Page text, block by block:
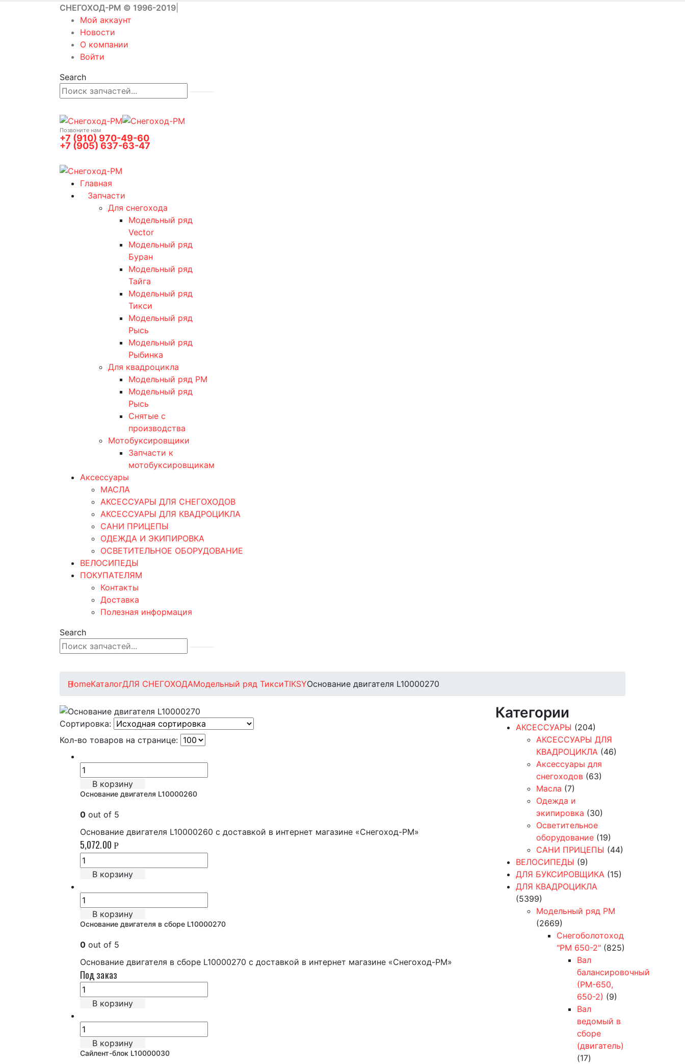
СНЕГОХОД-РМ © 1996-2019
Мой аккаунт
Новости
О компании
Войти
Search
Позвоните нам
+7 (910) 970-49-60
+7 (905) 637-63-47
Главная
Запчасти
Для снегохода
Модельный ряд
Vector
Модельный ряд
Буран
Модельный ряд
Тайга
Модельный ряд
Тикси
Модельный ряд
Рысь
Модельный ряд
Рыбинка
Для квадроцикла
Модельный ряд РМ
Модельный ряд
Рысь
Снятые с
производства
Мотобуксировщики
Запчасти к
мотобуксировщикам
Аксессуары
МАСЛА
АКСЕССУАРЫ ДЛЯ СНЕГОХОДОВ
АКСЕССУАРЫ ДЛЯ КВАДРОЦИКЛА
САНИ ПРИЦЕПЫ
ОДЕЖДА И ЭКИПИРОВКА
ОСВЕТИТЕЛЬНОЕ ОБОРУДОВАНИЕ
ВЕЛОСИПЕДЫ
ПОКУПАТЕЛЯМ
Контакты
Доставка
Полезная информация
Search
HomeКаталогДЛЯ СНЕГОХОДАМодельный ряд ТиксиTIKSYОснование двигателя L10000270
Сортировка:
Кол-во товаров на странице:
В корзину
Основание двигателя L10000260
0 out of 5
Основание двигателя L10000260 с доставкой в интернет магазине «Снегоход-РМ»
5,072.00 Р
В корзину
В корзину
Основание двигателя в сборе L10000270
0 out of 5
Основание двигателя в сборе L10000270 с доставкой в интернет магазине «Снегоход-РМ»
Под заказ
В корзину
В корзину
Сайлент-блок L10000030
Категории
АКСЕССУАРЫ (204)
АКСЕССУАРЫ ДЛЯ
КВАДРОЦИКЛА (46)
Аксессуары для
снегоходов (63)
Масла (7)
Одежда и
экипировка (30)
Осветительное
оборудование (19)
САНИ ПРИЦЕПЫ (44)
ВЕЛОСИПЕДЫ (9)
ДЛЯ БУКСИРОВЩИКА (15)
ДЛЯ КВАДРОЦИКЛА
(5399)
Модельный ряд РМ
(2669)
Снегоболотоход
"РМ 650-2" (825)
Вал
балансировочный
(РМ-650,
650-2) (9)
Вал
ведомый в
сборе
(двигатель)
(17)